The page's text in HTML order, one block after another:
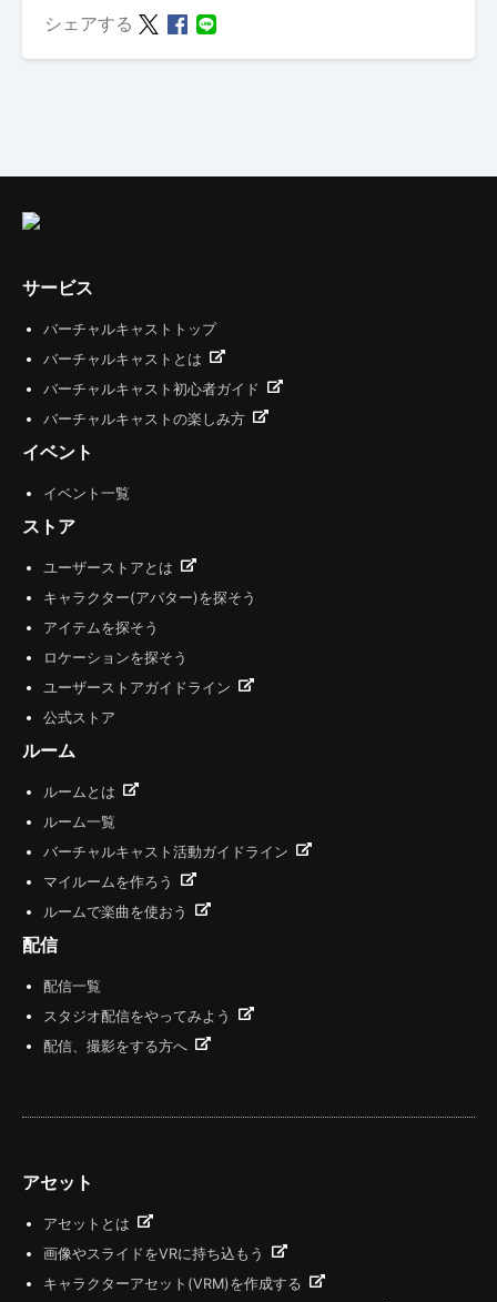
シェアする
サービス
バーチャルキャストトップ
バーチャルキャストとは
バーチャルキャスト初心者ガイド
バーチャルキャストの楽しみ方
イベント
イベント一覧
ストア
ユーザーストアとは
キャラクター(アバター)を探そう
アイテムを探そう
ロケーションを探そう
ユーザーストアガイドライン
公式ストア
ルーム
ルームとは
ルーム一覧
バーチャルキャスト活動ガイドライン
マイルームを作ろう
ルームで楽曲を使おう
配信
配信一覧
スタジオ配信をやってみよう
配信、撮影をする方へ
アセット
アセットとは
画像やスライドをVRに持ち込もう
キャラクターアセット(VRM)を作成する